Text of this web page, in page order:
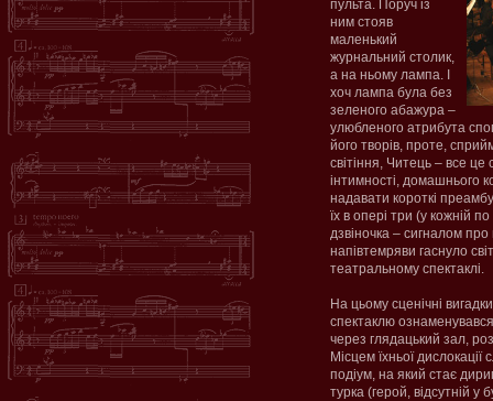
пульта. Поруч із
ним стояв
маленький
журнальний столик,
а на ньому лампа. І
хоч лампа була без
зеленого абажура –
улюбленого атрибута
його творів, проте,
світіння, Читець – все
інтимності, домашнього
надавати короткі
їх в опері три (у кожній
дзвіночка – сигналом
напівтемряви гаснуло
театральному спектаклі.
На цьому сценічні
спектаклю
через глядацький зал,
Місцем їхньої дислокації
подіум, на який стає
турка (герой, відсутній у